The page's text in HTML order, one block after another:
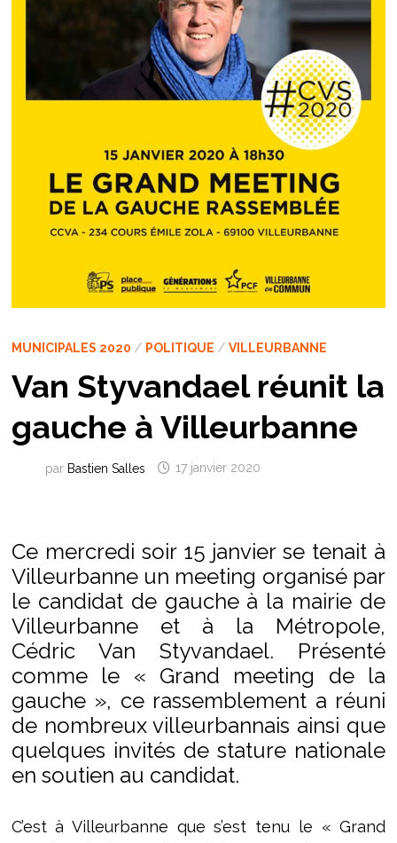
MUNICIPALES 2020 / POLITIQUE / VILLEURBANNE
Van Styvandael réunit la
gauche à Villeurbanne
par Bastien Salles 17 janvier 2020
Ce mercredi soir 15 janvier se tenait à
Villeurbanne un meeting organisé par
le candidat de gauche à la mairie de
Villeurbanne et à la Métropole,
Cédric Van Styvandael. Présenté
comme le « Grand meeting de la
gauche », ce rassemblement a réuni
de nombreux villeurbannais ainsi que
quelques invités de stature nationale
en soutien au candidat.
C’est à Villeurbanne que s’est tenu le « Grand